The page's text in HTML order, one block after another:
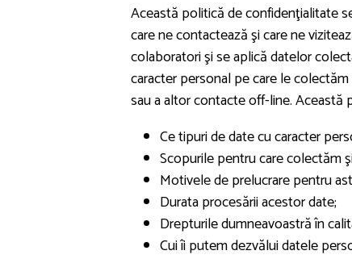
Această politică de confidenţialitate
care ne contactează şi care ne
colaboratori şi se aplică datelor
caracter personal pe care le
sau a altor contacte off-line. Această
Ce tipuri de date cu caracter
Scopurile pentru care colectăm
Motivele de prelucrare pentru
Durata procesării acestor date;
Drepturile dumneavoastră în
Cui îi putem dezvălui datele